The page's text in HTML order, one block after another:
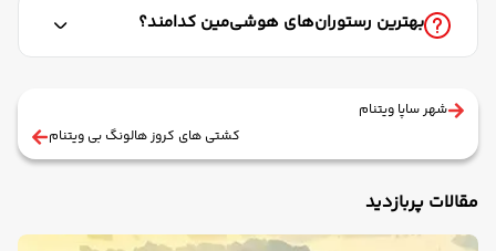
بهترین رستوران‌های هوشی‌مین کدامند؟
شهر ساپا ویتنام
کشتی های کروز هالونگ بی ویتنام
مقالات پربازدید